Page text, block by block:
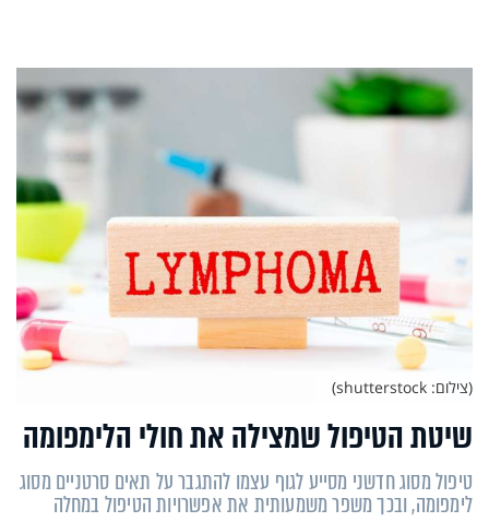
שיטת הטיפול שמצילה את חולי הלימפומה
טיפול מסוג חדשני מסייע לגוף עצמו להתגבר על תאים סרטניים מסוג
לימפומה, ובכך משפר משמעותית את אפשרויות הטיפול במחלה
(צילום: shutterstock)